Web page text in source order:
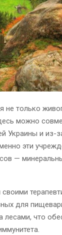
не только
можно
Украины и
эти
—
для
лесами, что